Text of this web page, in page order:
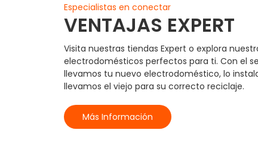
Especialistas en conectar
VENTAJAS EXPERT
Visita nuestras tiendas Expert o explora
electrodomésticos perfectos para ti. Con el
llevamos tu nuevo electrodoméstico, lo
llevamos el viejo para su correcto reciclaje.
Más Información